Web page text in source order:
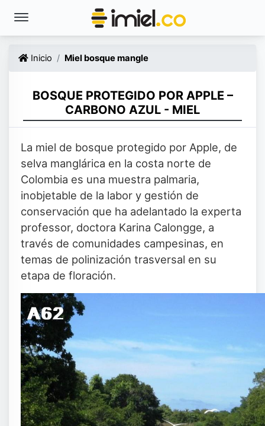
Inicio Miel bosque mangle
BOSQUE PROTEGIDO POR APPLE –
CARBONO AZUL - MIEL
La miel de bosque protegido por Apple, de
selva manglárica en la costa norte de
Colombia es una muestra palmaria,
inobjetable de la labor y gestión de
conservación que ha adelantado la experta
professor, doctora Karina Calongge, a
través de comunidades campesinas, en
temas de polinización trasversal en su
etapa de floración.